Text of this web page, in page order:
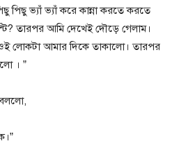
পিছু ভ্যাঁ ভ্যাঁ করে কান্না করতে করতে
তারপর আমি দেখেই দৌড়ে গেলাম।
লোকটা আমার দিকে তাকালো। তারপর
। ”
বললো,